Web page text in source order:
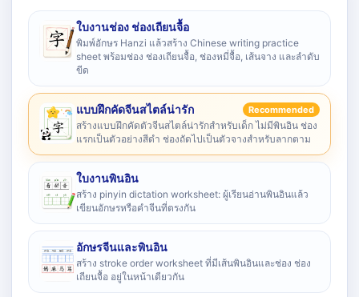
ใบงานช่อง ช่องเถียนจื้อ
พิมพ์อักษร Hanzi แล้วสร้าง Chinese writing practice
sheet พร้อมช่อง ช่องเถียนจื้อ, ช่องหมี่จื้อ, เส้นจาง และลำดับ
ขีด
แบบฝึกคัดจีนสไตล์น่ารัก Recommended
สร้างแบบฝึกคัดตัวจีนสไตล์น่ารักสำหรับเด็ก ไม่มีพินอิน ช่อง
แรกเป็นตัวอย่างสีดำ ช่องถัดไปเป็นตัวจางสำหรับลากตาม
ใบงานพินอิน
สร้าง pinyin dictation worksheet: ผู้เรียนอ่านพินอินแล้ว
เขียนอักษรหรือคำจีนที่ตรงกัน
อักษรจีนและพินอิน
สร้าง stroke order worksheet ที่มีเส้นพินอินและช่อง ช่อง
เถียนจื้อ อยู่ในหน้าเดียวกัน